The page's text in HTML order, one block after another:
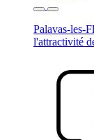
Palavas-les-
l'attractivité